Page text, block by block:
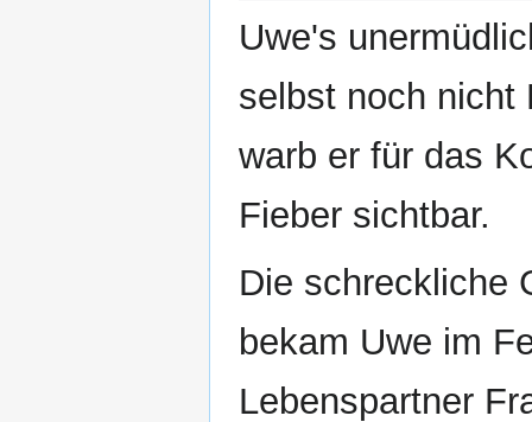
Uwe's
selbst noch nicht
warb er für das
Fieber sichtbar.
Die schreckliche
bekam Uwe im
Lebenspartner